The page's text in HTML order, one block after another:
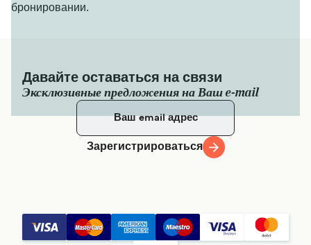
бронировании.
Давайте оставаться на связи
Эксклюзивные предложения на Ваш e-mail
Зарегистрироваться